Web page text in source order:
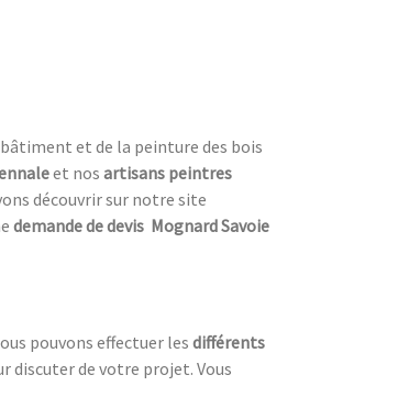
et de la peinture des bois
et nos artisans peintres
découvrir sur notre site
demande de devis Mognard Savoie
pouvons effectuer lesdifférents
discuter de votre projet. Vous